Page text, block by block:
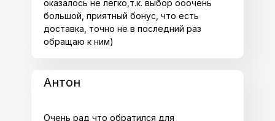
оказалось не легко,т.к. выбор ооочень
большой, приятный бонус, что есть
доставка, точно не в последний раз
обращаю к ним)
Очень рад что обратился для
Антон